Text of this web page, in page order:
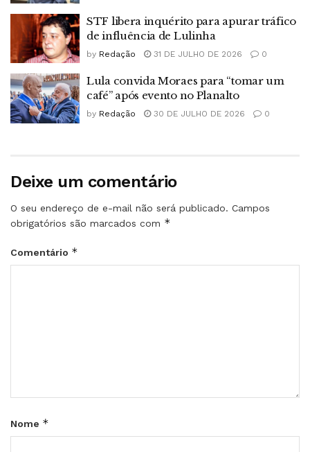
STF libera inquérito para apurar tráfico
de influência de Lulinha
by Redação 31 DE JULHO DE 2026 0
Lula convida Moraes para “tomar um
café” após evento no Planalto
by Redação 30 DE JULHO DE 2026 0
Deixe um comentário
O seu endereço de e-mail não será publicado. Campos
obrigatórios são marcados com *
Comentário *
Nome *